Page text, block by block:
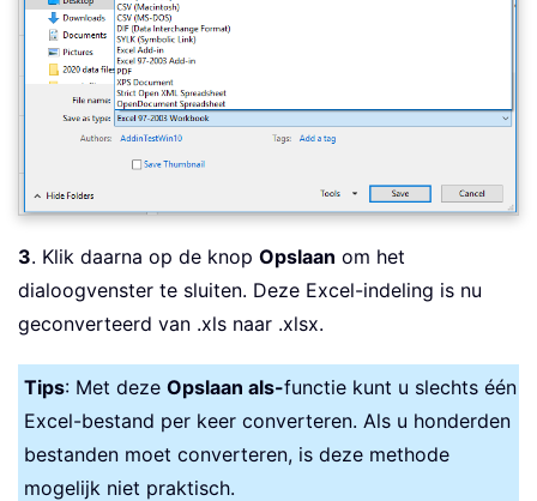
3. Klik daarna op de knop Opslaan om het
dialoogvenster te sluiten. Deze Excel-indeling is nu
geconverteerd van .xls naar .xlsx.
Tips: Met deze Opslaan als-functie kunt u slechts één
Excel-bestand per keer converteren. Als u honderden
bestanden moet converteren, is deze methode
mogelijk niet praktisch.